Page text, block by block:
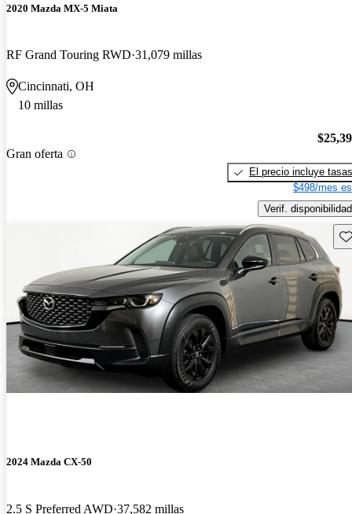
2020 Mazda MX-5 Miata
RF Grand Touring RWD 31,079 millas
Cincinnati, OH
10 millas
Gran oferta
El precio incluye tasas
$498/mes
Verif. disponibilidad
2024 Mazda CX-50
2.5 S Preferred AWD 37,582 millas